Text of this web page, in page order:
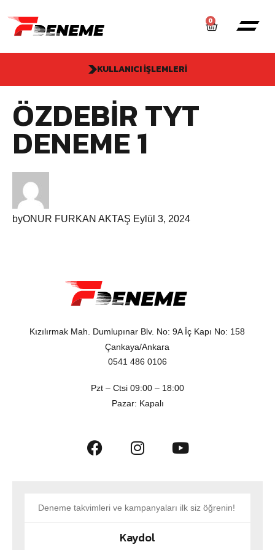
0
KULLANICI İŞLEMLERI
ÖZDEBIR TYT
DENEME 1
byONUR FURKAN AKTAŞ Eylül 3, 2024
Kızılırmak Mah. Dumlupınar Blv. No: 9A İç Kapı No: 158
Çankaya/Ankara
0541 486 0106
Pzt – Ctsi 09:00 – 18:00
Pazar: Kapalı
Kaydol